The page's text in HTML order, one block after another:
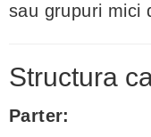
sau grupuri mici
Structura
Parter: